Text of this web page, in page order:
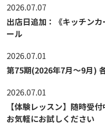
2026.07.07
出店日追加：《キッチン
ール
2026.07.01
第75期(2026年7月～9月)
2026.07.01
【体験レッスン】随時受
お気軽にお試しください